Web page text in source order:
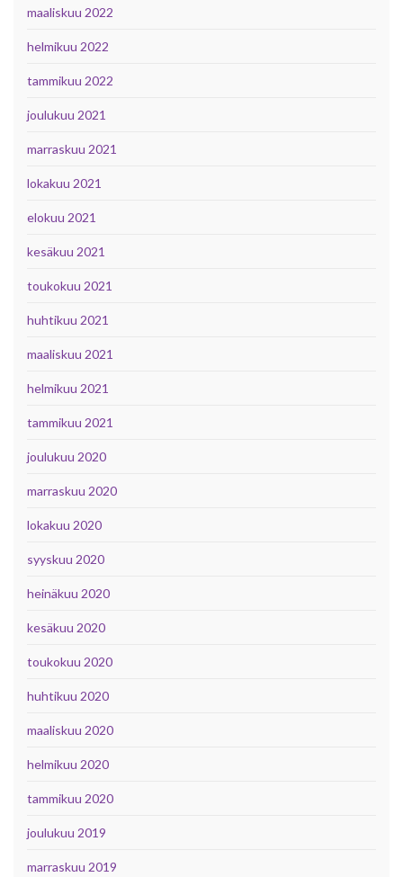
maaliskuu 2022
helmikuu 2022
tammikuu 2022
joulukuu 2021
marraskuu 2021
lokakuu 2021
elokuu 2021
kesäkuu 2021
toukokuu 2021
huhtikuu 2021
maaliskuu 2021
helmikuu 2021
tammikuu 2021
joulukuu 2020
marraskuu 2020
lokakuu 2020
syyskuu 2020
heinäkuu 2020
kesäkuu 2020
toukokuu 2020
huhtikuu 2020
maaliskuu 2020
helmikuu 2020
tammikuu 2020
joulukuu 2019
marraskuu 2019